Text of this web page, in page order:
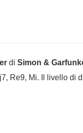
di Simon &
Re9, Mi. Il livello di